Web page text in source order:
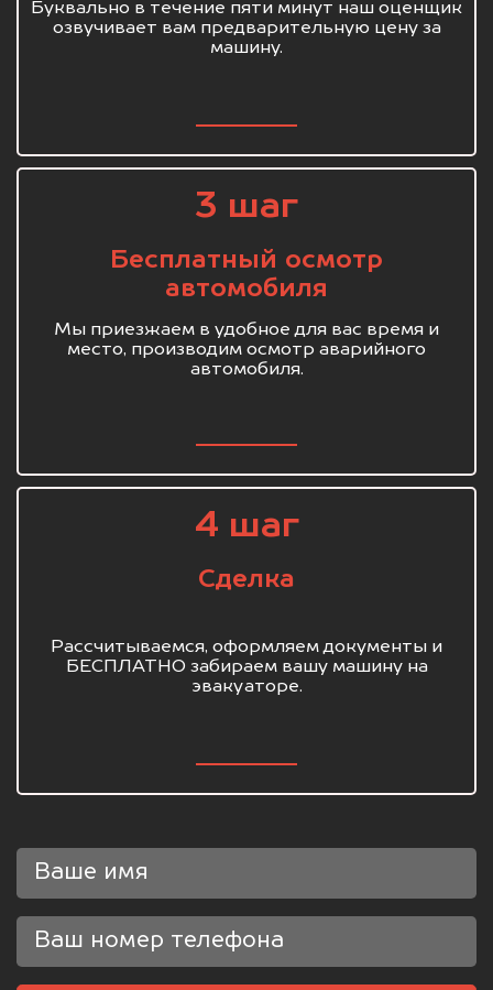
Буквально в течение пяти минут наш оценщик
озвучивает вам предварительную цену за
машину.
3 шаг
Бесплатный осмотр
автомобиля
Мы приезжаем в удобное для вас время и
место, производим осмотр аварийного
автомобиля.
4 шаг
Сделка
Рассчитываемся, оформляем документы и
БЕСПЛАТНО забираем вашу машину на
эвакуаторе.